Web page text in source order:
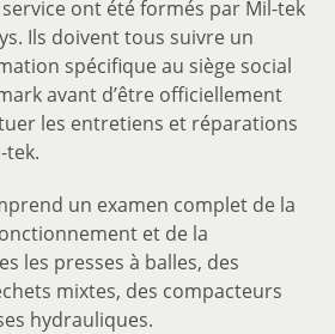
ont été formés par Mil-tek
Ils doivent tous suivre un
spécifique au siège social
avant d’être officiellement
les entretiens et réparations
tek.
un examen complet de la
et de la
les presses à balles, des
mixtes, des compacteurs
hydrauliques.